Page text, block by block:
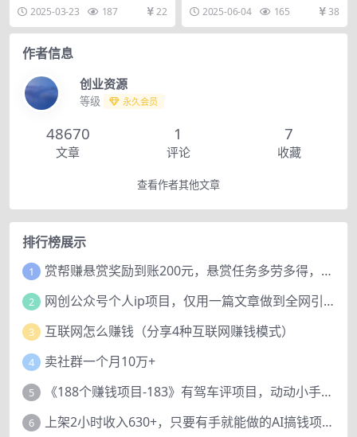
何通过知识付费实现逆袭【揭
秘】
P合伙人】25年普通人如何通过知
识付费实现逆袭...
2025-03-23 187 22
伴计划，精选，签约独家
赛道玩法，可加入抖音伙伴计划，
精选，签约独家 ...
2025-06-04 165 38
作者信息
创业资源
等级 永久会员
48670
文章
1
评论
7
收藏
查看作者其他文章
排行榜展示
1 赏帮赚悬赏奖励到账200元，悬赏任务多劳多得，人人可做。
2 网创公众号个人ip项目，仅用一篇文章做到全网引流！
3 互联网怎么赚钱（分享4种互联网赚钱模式）
4 卖社群一个月10万+
5 《188个赚钱项目-183》有驾车评项目，动动小手，复制粘贴赚44元！
6 上架2小时收入630+，只要有手就能做的AI搞钱项目，奶奶看完都能学会!